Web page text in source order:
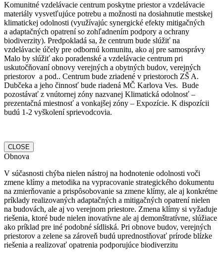
Komunitné vzdelávacie centrum poskytne priestor a vzdelávacie
materiály vysvetľujúce potrebu a možnosti na dosiahnutie mestskej
klimatickej odolnosti (využívajúc synergické efekty mitigačných
a adaptačných opatrení so zohľadnením podpory a ochrany
biodiverzity). Predpokladá sa, že centrum bude slúžiť na
vzdelávacie účely pre odbornú komunitu, ako aj pre samosprávy
Malo by slúžiť ako poradenské a vzdelávacie centrum pri
uskutočňovaní obnovy verejných a obytných budov, verejných
priestorov a pod.. Centrum bude zriadené v priestoroch ZŠ A.
Dubčeka a jeho činnosť bude riadená MČ Karlova Ves. Bude
pozostávať z vnútornej zóny nazvanej Klimatická odolnosť –
prezentačná miestnosť a vonkajšej zóny – Expozície. K dispozícii
budú 1-2 vyškolení sprievodcovia.
CLOSE
Obnova
V súčasnosti chýba nielen nástroj na hodnotenie odolnosti voči
zmene klímy a metodika na vypracovanie strategického dokumentu
na zmierňovanie a prispôsobovanie sa zmene klímy, ale aj konkrétne
príklady realizovaných adaptačných a mitigačných opatrení nielen
na budovách, ale aj vo verejnom priestore. Zmena klímy si vyžaduje
riešenia, ktoré bude nielen inovatívne ale aj demonštratívne, slúžiace
ako príklad pre iné podobné sídliská. Pri obnove budov, verejných
priestorov a zelene sa zároveň budú uprednostňovať prírode blízke
riešenia a realizovať opatrenia podporujúce biodiverzitu